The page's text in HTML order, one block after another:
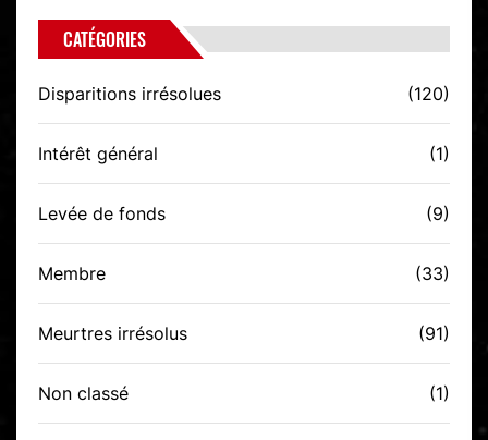
CATÉGORIES
Disparitions irrésolues (120)
Intérêt général (1)
Levée de fonds (9)
Membre (33)
Meurtres irrésolus (91)
Non classé (1)